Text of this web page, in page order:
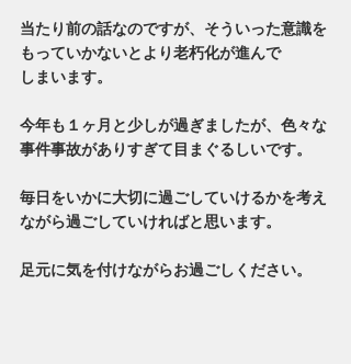
当たり前の話なのですが、そういった意識を
もっていかないとより老朽化が進んで
しまいます。
今年も１ヶ月と少しが過ぎましたが、色々な
事件事故がありすぎて目まぐるしいです。
毎日をいかに大切に過ごしていけるかを考え
ながら過ごしていければと思います。
足元に気を付けながらお過ごしください。